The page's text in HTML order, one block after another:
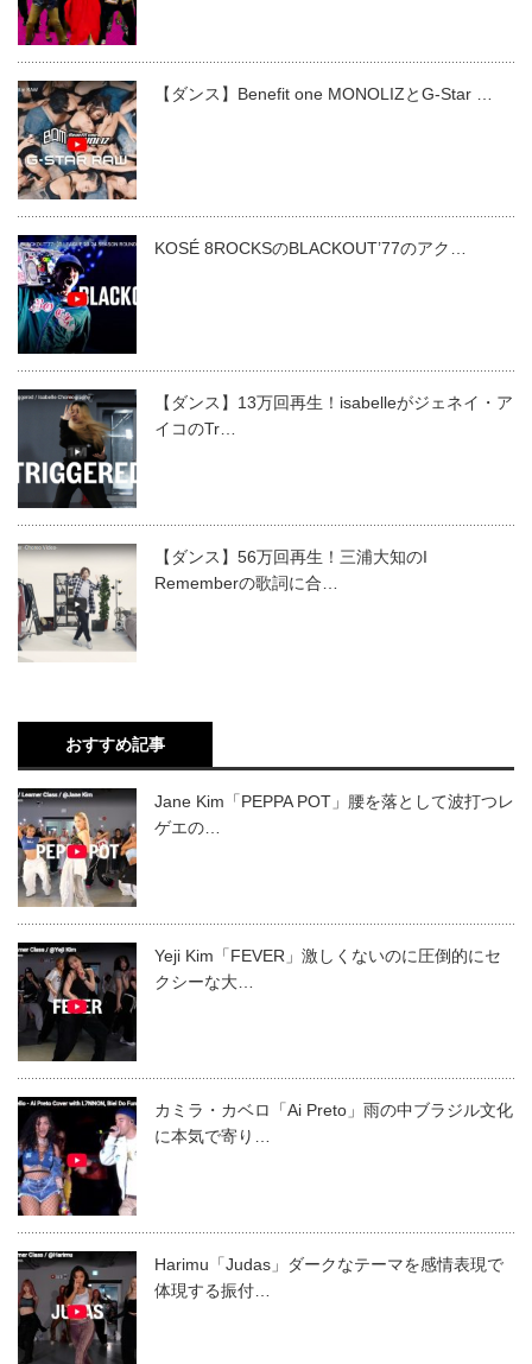
【ダンス】Benefit one MONOLIZとG‐Star …
KOSÉ 8ROCKSのBLACKOUT’77のアク…
【ダンス】13万回再生！isabelleがジェネイ・ア
イコのTr…
【ダンス】56万回再生！三浦大知のI
Rememberの歌詞に合…
おすすめ記事
Jane Kim「PEPPA POT」腰を落として波打つレ
ゲエの…
Yeji Kim「FEVER」激しくないのに圧倒的にセ
クシーな大…
カミラ・カベロ「Ai Preto」雨の中ブラジル文化
に本気で寄り…
Harimu「Judas」ダークなテーマを感情表現で
体現する振付…